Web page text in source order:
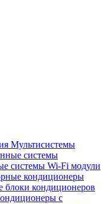
Мультисистемы
системы
системы Wi-Fi модули
кондиционеры
кондиционеров
с